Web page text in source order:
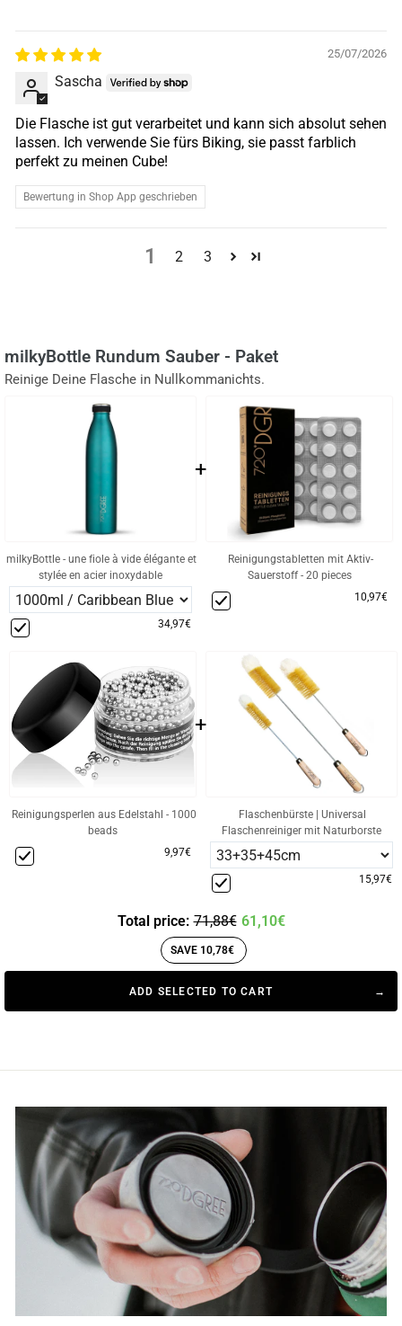
25/07/2026
Sascha
Die Flasche ist gut verarbeitet und kann sich absolut sehen
lassen. Ich verwende Sie fürs Biking, sie passt farblich
perfekt zu meinen Cube!
Bewertung in Shop App geschrieben
1 2 3
milkyBottle Rundum Sauber - Paket
Reinige Deine Flasche in Nullkommanichts.
milkyBottle - une fiole à vide élégante et
stylée en acier inoxydable
34,97€
+
Reinigungstabletten mit Aktiv-
Sauerstoff - 20 pieces
10,97€
Reinigungsperlen aus Edelstahl - 1000
beads
9,97€
+
Flaschenbürste | Universal
Flaschenreiniger mit Naturborste
15,97€
Total price: 71,88€ 61,10€
SAVE 10,78€
ADD SELECTED TO CART